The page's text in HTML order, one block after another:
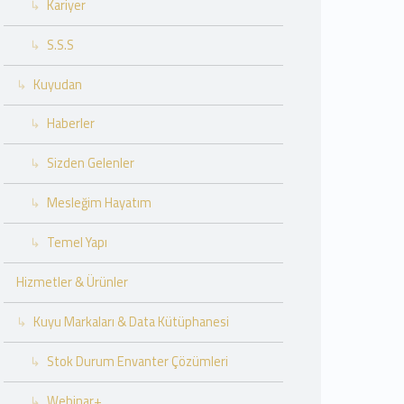
Kariyer
S.S.S
Kuyudan
Haberler
Sizden Gelenler
Mesleğim Hayatım
Temel Yapı
Hizmetler & Ürünler
Kuyu Markaları & Data Kütüphanesi
Stok Durum Envanter Çözümleri